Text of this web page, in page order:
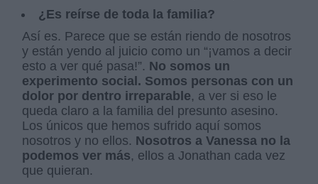
¿Es reírse de toda la familia?
Así es. Parece que se están riendo de nosotros
y están yendo al juicio como un “¡vamos a decir
esto a ver qué pasa!”. No somos un
experimento social. Somos personas con un
dolor por dentro irreparable, a ver si eso le
queda claro a la familia del presunto asesino.
Los únicos que hemos sufrido aquí somos
nosotros y no ellos. Nosotros a Vanessa no la
podemos ver más, ellos a Jonathan cada vez
que quieran.